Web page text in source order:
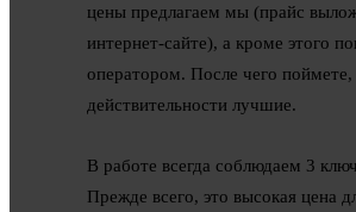
цены предлагаем мы (прайс
интернет-сайте), а кроме этого
оператором. После чего
действительности лучшие.
В работе всегда соблюдаем 3
Прежде всего, это высокая цена